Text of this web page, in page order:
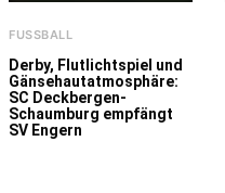
FUSSBALL
Derby, Flutlichtspiel und
Gänsehautatmosphäre:
SC Deckbergen-
Schaumburg empfängt
SV Engern